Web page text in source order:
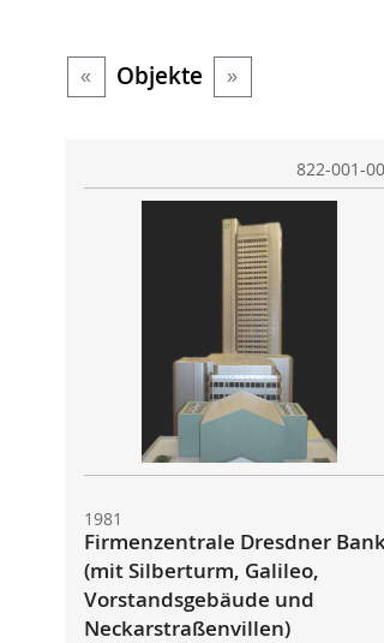
« Objekte »
822-001-
1981
Firmenzentrale Dresdner
(mit Silberturm, Galileo,
Vorstandsgebäude und
Neckarstraßenvillen)